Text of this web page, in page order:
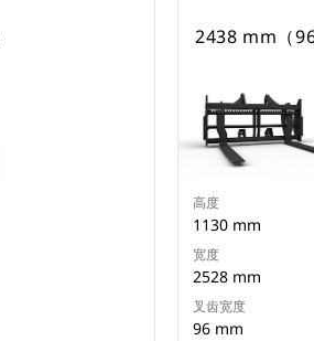
2438 mm（
高度
1130 mm
宽度
2528 mm
叉齿宽度
96 mm